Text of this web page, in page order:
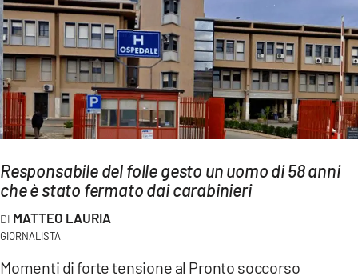
Streaming
LAC TV
LAC NETWORK
LAC ONAIR
Network
LACPLAY.IT
LACTV.IT
LACONAIR.IT
Responsabile del folle gesto un uomo di 58 anni
che è stato fermato dai carabinieri
MATTEO LAURIA
GIORNALISTA
Momenti di forte tensione al Pronto soccorso